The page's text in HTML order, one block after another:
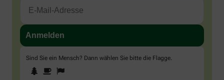
Sind Sie ein Mensch? Dann wählen Sie bitte die Flagge.
Sind
Sie
1 2